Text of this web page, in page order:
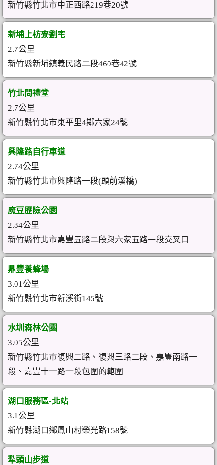
新竹縣竹北市中正西路219巷20號
新埔上枋寮劉宅
2.7公里
新竹縣新埔鎮義民路二段460巷42號
竹北問禮堂
2.7公里
新竹縣竹北市東平里4鄰六家24號
興隆路自行車道
2.74公里
新竹縣竹北市興隆路一段(頭前溪橋)
魔豆歷險公園
2.84公里
新竹縣竹北市嘉豐五路二段與六家五路一段交叉口
鼎豐養蜂場
3.01公里
新竹縣竹北市新溪街145號
水圳森林公園
3.05公里
新竹縣竹北市復興二路、復興三路二段、嘉豐南路一
段、嘉豐十一路一段包圍的範圍
湖口服務區-北站
3.1公里
新竹縣湖口鄉鳳山村榮光路158號
犁頭山步道